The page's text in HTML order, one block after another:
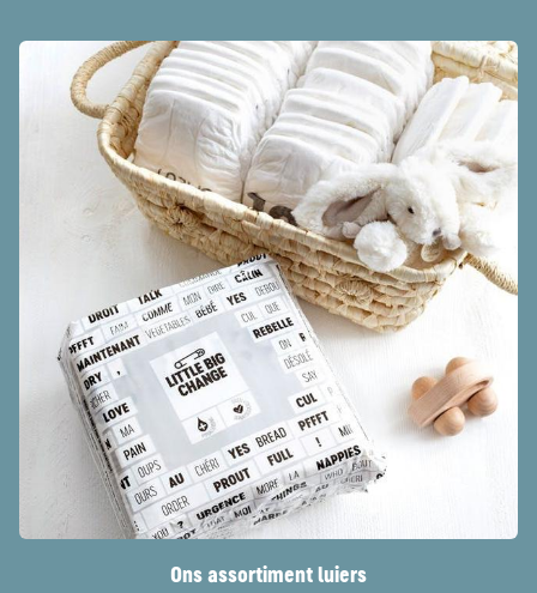
Ons assortiment luiers